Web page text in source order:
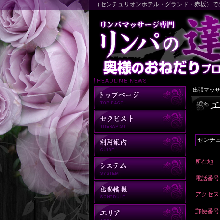
（センチュリオンホテル・グランド・赤坂）
出張マッ
センチ
所在地
電話番号
アクセス
郵便番号